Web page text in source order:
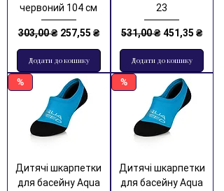
червоний 104 см
Звичайна ціна
303,00 ₴ За розпродажем
257,55 ₴
Додати до кошику
23
Звичайна ціна
531,00 ₴ За
451,35 ₴
Додати до кошику
%
Дитячі шкарпетки
для басейну Aqua
%
Дитячі шкарпетки
для басейну Aqua